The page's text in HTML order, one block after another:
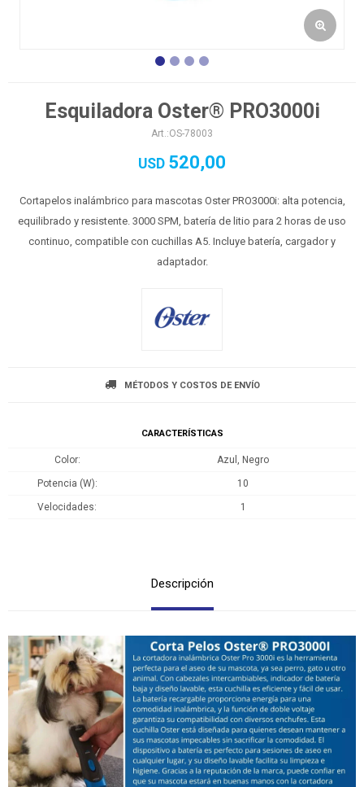
Esquiladora Oster® PRO3000i
OS-78003
USD 520,00
Cortapelos inalámbrico para mascotas Oster PRO3000i: alta potencia,
equilibrado y resistente. 3000 SPM, batería de litio para 2 horas de uso
continuo, compatible con cuchillas A5. Incluye batería, cargador y
adaptador.
MÉTODOS Y COSTOS DE ENVÍO
CARACTERÍSTICAS
Color Azul, Negro
Potencia (W) 10
Velocidades 1
Descripción